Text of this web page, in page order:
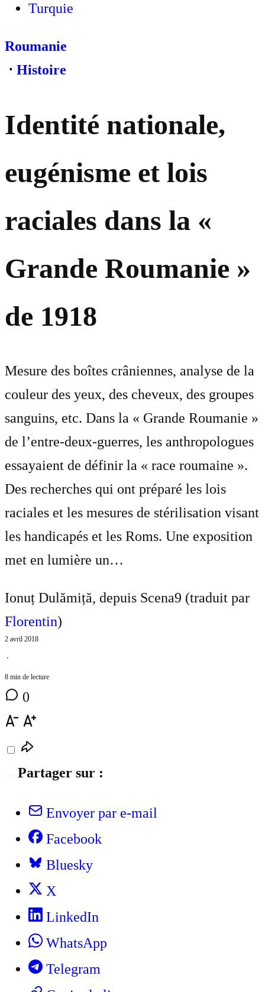
Turquie
Roumanie
⋅ Histoire
Identité nationale,
eugénisme et lois
raciales dans la «
Grande Roumanie »
de 1918
Mesure des boîtes crâniennes, analyse de la
couleur des yeux, des cheveux, des groupes
sanguins, etc. Dans la « Grande Roumanie »
de l’entre-deux-guerres, les anthropologues
essayaient de définir la « race roumaine ».
Des recherches qui ont préparé les lois
raciales et les mesures de stérilisation visant
les handicapés et les Roms. Une exposition
met en lumière un…
Ionuț Dulămiță, depuis Scena9 (traduit par
Florentin)
2 avril 2018
⋅
8 min de lecture
0
Partager sur :
Envoyer par e-mail
Facebook
Bluesky
X
LinkedIn
WhatsApp
Telegram